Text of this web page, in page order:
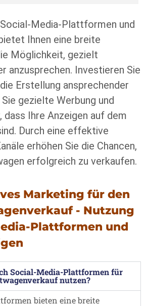
Media-Plattformen und
Ihnen eine breite
Möglichkeit, gezielt
anzusprechen. Investieren Sie
Erstellung ansprechender
gezielte Werbung und
dass Ihre Anzeigen auf dem
Durch eine effektive
erhöhen Sie die Chancen,
erfolgreich zu verkaufen.
Marketing für den
- Nutzung
Plattformen und
Social-Media-Plattformen für
nutzen?
bieten eine breite